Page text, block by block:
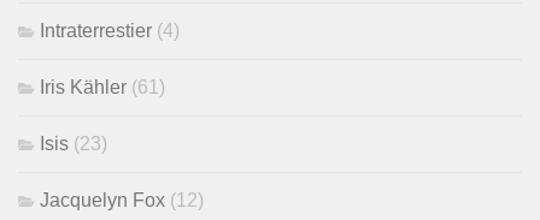
Intraterrestier (4)
Iris Kähler (61)
Isis (23)
Jacquelyn Fox (12)